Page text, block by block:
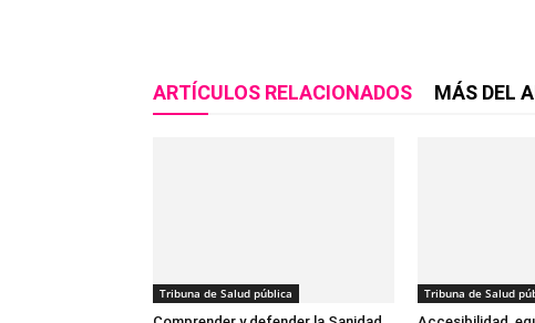
ARTÍCULOS RELACIONADOS MÁS DEL
Tribuna de Salud pública Tribuna de Salud